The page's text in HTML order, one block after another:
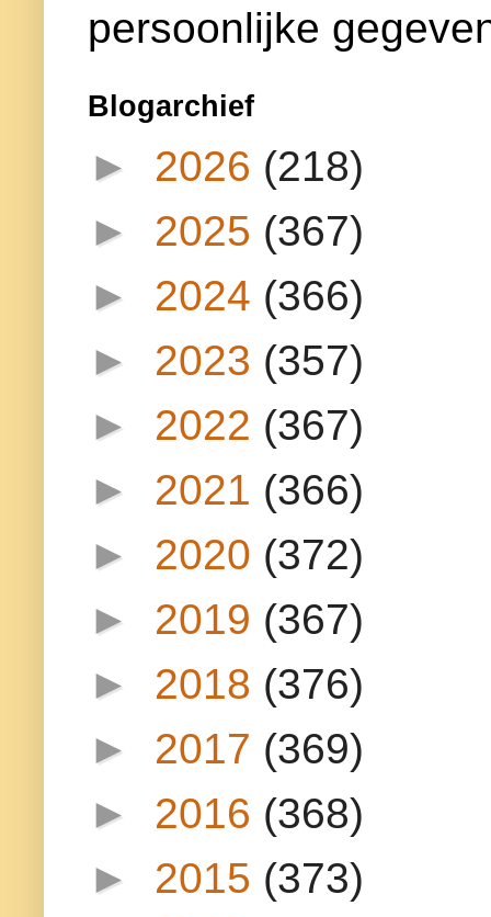
persoonlijke
Blogarchief
► 2026 (218)
► 2025 (367)
► 2024 (366)
► 2023 (357)
► 2022 (367)
► 2021 (366)
► 2020 (372)
► 2019 (367)
► 2018 (376)
► 2017 (369)
► 2016 (368)
► 2015 (373)